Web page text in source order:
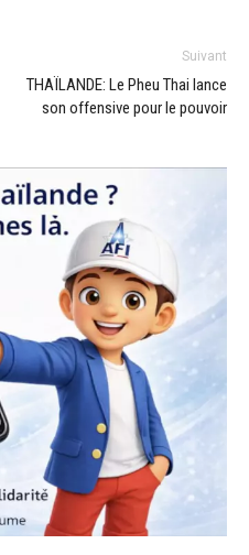
Suivant
THAÏLANDE: Le Pheu Thai lance
son offensive pour le pouvoir